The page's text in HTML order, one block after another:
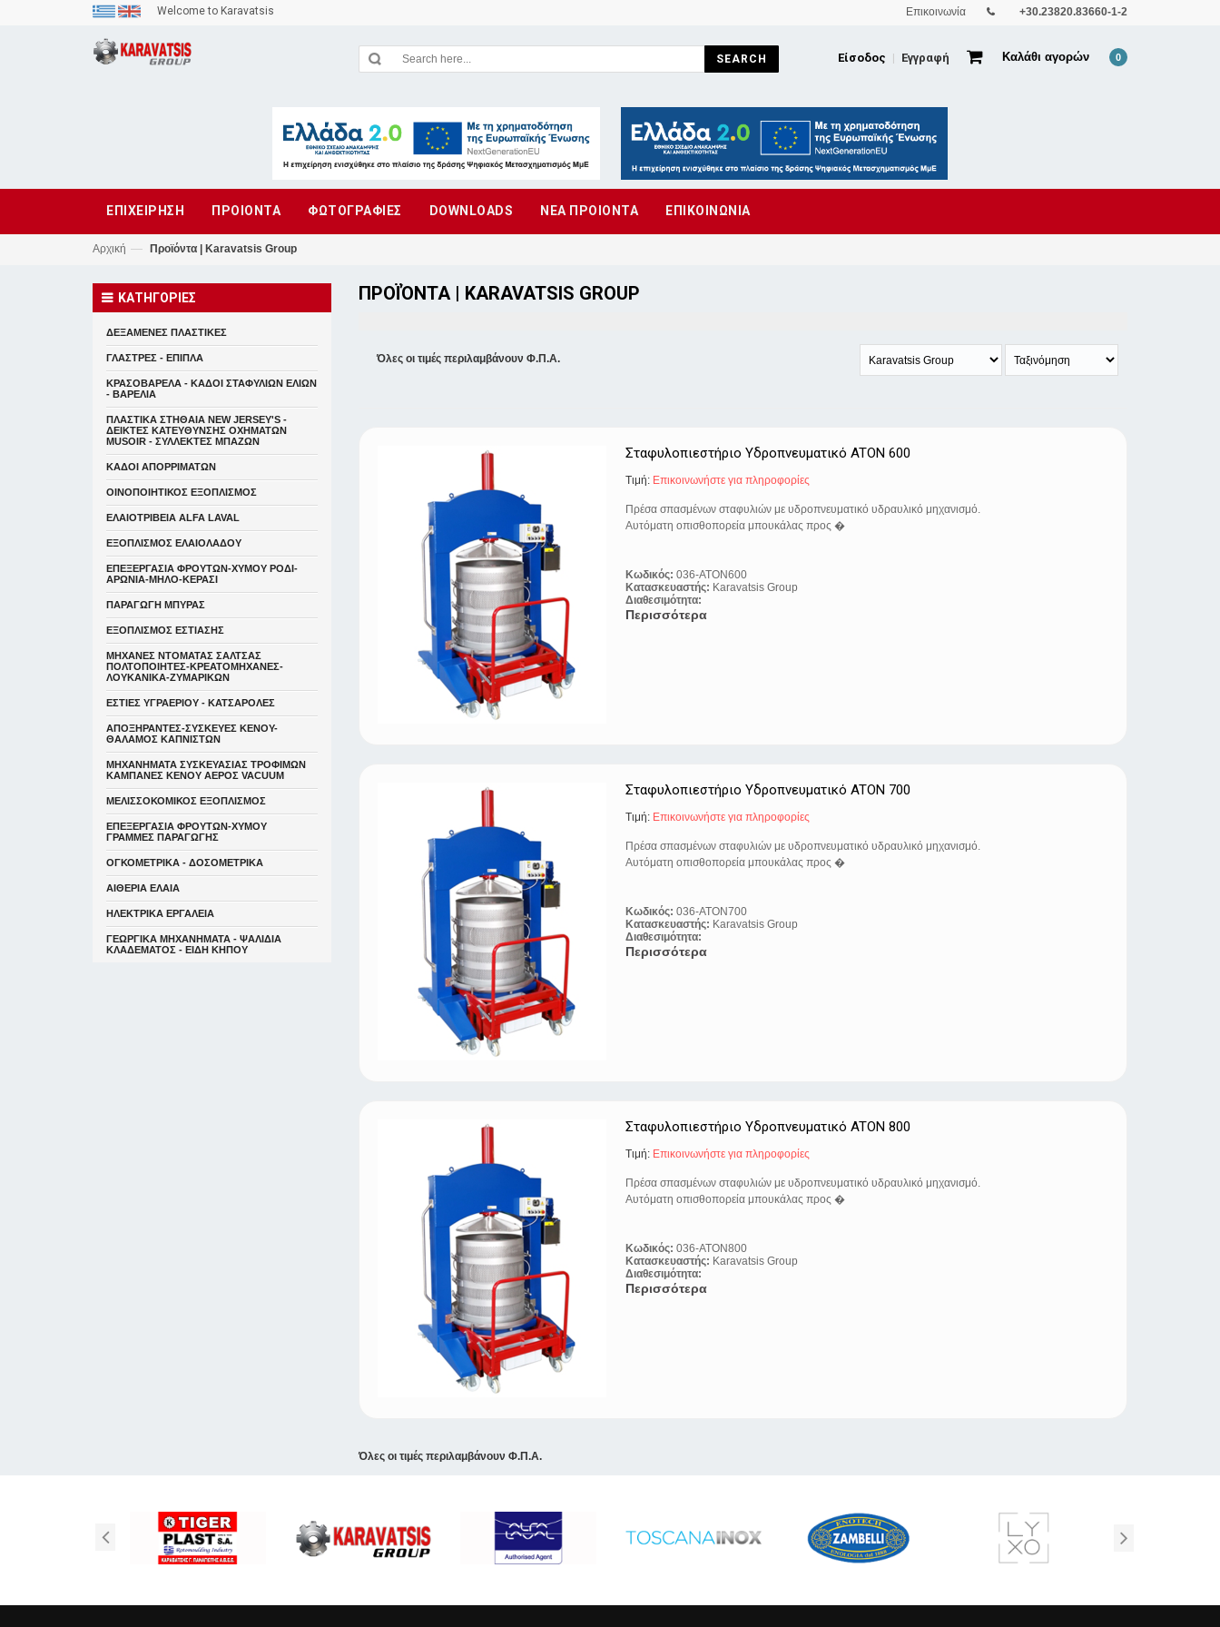
Welcome to Karavatsis Επικοινωνία +30.23820.83660-1-2
SEARCH Καλάθι αγορών 0
Εγγραφή
Είσοδος
ΕΠΙΧΕΙΡΗΣΗ ΠΡΟΙΟΝΤΑ ΦΩΤΟΓΡΑΦΙΕΣ DOWNLOADS ΝΕΑ ΠΡΟΙΟΝΤΑ ΕΠΙΚΟΙΝΩΝΙΑ
Αρχική — Προϊόντα | Karavatsis Group
ΠΡΟΪΌΝΤΑ | KARAVATSIS GROUP
Όλες οι τιμές περιλαμβάνουν Φ.Π.Α.
Σταφυλοπιεστήριο Υδροπνευματικό ATON 600
Τιμή: Eπικοινωνήστε για πληροφορίες
Πρέσα σπασμένων σταφυλιών με υδροπνευματικό υδραυλικό μηχανισμό.
Αυτόματη οπισθοπορεία μπουκάλας προς �
Κωδικός:036-ATON600
Κατασκευαστής: Karavatsis Group
Διαθεσιμότητα:
Περισσότερα
Σταφυλοπιεστήριο Υδροπνευματικό ATON 700
Τιμή: Eπικοινωνήστε για πληροφορίες
Πρέσα σπασμένων σταφυλιών με υδροπνευματικό υδραυλικό μηχανισμό.
Αυτόματη οπισθοπορεία μπουκάλας προς �
Κωδικός:036-ATON700
Κατασκευαστής: Karavatsis Group
Διαθεσιμότητα:
Περισσότερα
Σταφυλοπιεστήριο Υδροπνευματικό ATON 800
Τιμή: Eπικοινωνήστε για πληροφορίες
Πρέσα σπασμένων σταφυλιών με υδροπνευματικό υδραυλικό μηχανισμό.
Αυτόματη οπισθοπορεία μπουκάλας προς �
Κωδικός:036-ATON800
Κατασκευαστής: Karavatsis Group
Διαθεσιμότητα:
Περισσότερα
Όλες οι τιμές περιλαμβάνουν Φ.Π.Α.
ΚΑΤΗΓΟΡΙΕΣ
ΔΕΞΑΜΕΝΕΣ ΠΛΑΣΤΙΚΕΣ
ΓΛΑΣΤΡΕΣ - ΕΠΙΠΛΑ
ΚΡΑΣΟΒΑΡΕΛΑ - ΚΑΔΟΙ ΣΤΑΦΥΛΙΩΝ ΕΛΙΩΝ
- ΒΑΡΕΛΙΑ
ΠΛΑΣΤΙΚΑ ΣΤΗΘΑΙΑ NEW JERSEY'S -
ΔΕΙΚΤΕΣ ΚΑΤΕΥΘYΝΣΗΣ ΟΧΗΜΑΤΩΝ
MUSOIR - ΣΥΛΛΕΚΤΕΣ ΜΠΑΖΩΝ
ΚΑΔΟΙ ΑΠΟΡΡΙΜΑΤΩΝ
ΟΙΝΟΠΟΙΗΤΙΚΟΣ ΕΞΟΠΛΙΣΜΟΣ
ΕΛΑΙΟΤΡΙΒΕΙΑ ALFA LAVAL
ΕΞΟΠΛΙΣΜΟΣ ΕΛΑΙΟΛΑΔΟΥ
ΕΠΕΞΕΡΓΑΣΙΑ ΦΡΟΥΤΩΝ-ΧΥΜΟΥ ΡΟΔΙ-
ΑΡΩΝΙΑ-ΜΗΛΟ-ΚΕΡΑΣΙ
ΠΑΡΑΓΩΓΗ ΜΠΥΡΑΣ
ΕΞΟΠΛΙΣΜΟΣ ΕΣΤΙΑΣΗΣ
ΜΗΧΑΝΕΣ ΝΤΟΜΑΤΑΣ ΣΑΛΤΣΑΣ
ΠΟΛΤΟΠΟΙΗΤΕΣ-ΚΡΕΑΤΟΜΗΧΑΝΕΣ-
ΛΟΥΚΑΝΙΚΑ-ΖΥΜΑΡΙΚΩΝ
ΕΣΤΙΕΣ ΥΓΡΑΕΡΙΟΥ - ΚΑΤΣΑΡΟΛΕΣ
ΑΠΟΞΗΡΑΝΤΕΣ-ΣΥΣΚΕΥΕΣ ΚΕΝΟΥ-
ΘΑΛΑΜΟΣ ΚΑΠΝΙΣΤΩΝ
ΜΗΧΑΝΗΜΑΤΑ ΣΥΣΚΕΥΑΣΙΑΣ ΤΡΟΦΙΜΩΝ
ΚΑΜΠΑΝΕΣ ΚΕΝΟΥ ΑΕΡΟΣ VACUUM
ΜΕΛΙΣΣΟΚΟΜΙΚΟΣ ΕΞΟΠΛΙΣΜΟΣ
ΕΠΕΞΕΡΓΑΣΙΑ ΦΡΟΥΤΩΝ-ΧΥΜΟΥ
ΓΡΑΜΜΕΣ ΠΑΡΑΓΩΓΗΣ
ΟΓΚΟΜΕΤΡΙΚΑ - ΔΟΣΟΜΕΤΡΙΚΑ
ΑΙΘΕΡΙΑ ΕΛΑΙΑ
ΗΛΕΚΤΡΙΚΑ ΕΡΓΑΛΕΙΑ
ΓΕΩΡΓΙΚΑ ΜΗΧΑΝΗΜΑΤΑ - ΨΑΛΙΔΙΑ
ΚΛΑΔΕΜΑΤΟΣ - ΕΙΔΗ ΚΗΠΟΥ